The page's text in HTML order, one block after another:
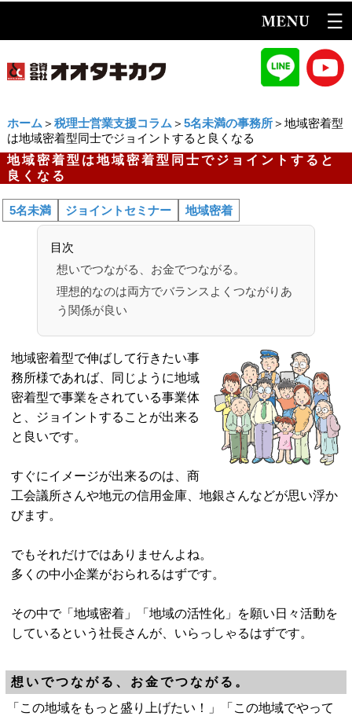
ホーム ＞ 税理士営業支援コラム ＞ 5名未満の事務所＞地域密着型
は地域密着型同士でジョイントすると良くなる
地域密着型は地域密着型同士でジョイントすると
良くなる
5名未満 ジョイントセミナー 地域密着
目次
想いでつながる、お金でつながる。
理想的なのは両方でバランスよくつながりあ
う関係が良い
地域密着型で伸ばして行きたい事
務所様であれば、同じように地域
密着型で事業をされている事業体
と、ジョイントすることが出来る
と良いです。
すぐにイメージが出来るのは、商
工会議所さんや地元の信用金庫、地銀さんなどが思い浮か
びます。
でもそれだけではありませんよね。
多くの中小企業がおられるはずです。
その中で「地域密着」「地域の活性化」を願い日々活動を
しているという社長さんが、いらっしゃるはずです。
想いでつながる、お金でつながる。
「この地域をもっと盛り上げたい！」「この地域でやって